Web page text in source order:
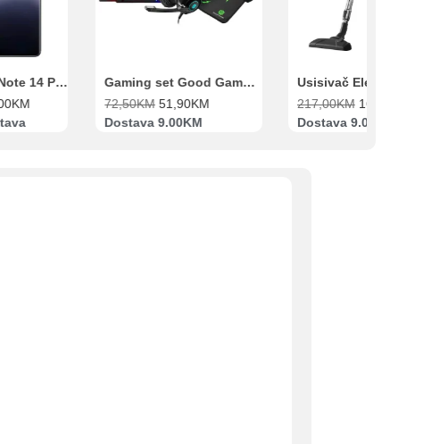
Xiaomi Redmi Note 14 Pro 8GB 256GB Crni
Gaming set Good Game Tastatura, Miš, Slušalice i podloga za miš
KM 51,90KM
Dostava 9.00KM
KM 169,00 KM
Dostava 9.00KM